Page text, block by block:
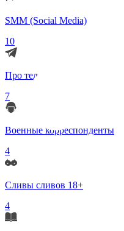
SMM (Social Media)
10
Про телеграмм
7
Военные корреспонденты
4
Сливы сливов 18+
4